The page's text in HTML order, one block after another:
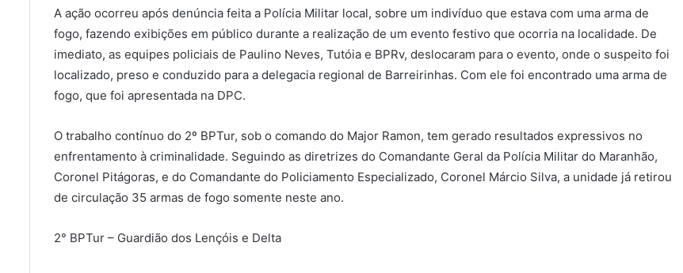
A ação ocorreu após denúncia feita a Polícia Militar local, sobre um indivíduo que estava com uma arma de
fogo, fazendo exibições em público durante a realização de um evento festivo que ocorria na localidade. De
imediato, as equipes policiais de Paulino Neves, Tutóia e BPRv, deslocaram para o evento, onde o suspeito foi
localizado, preso e conduzido para a delegacia regional de Barreirinhas. Com ele foi encontrado uma arma de
fogo, que foi apresentada na DPC.
O trabalho contínuo do 2º BPTur, sob o comando do Major Ramon, tem gerado resultados expressivos no
enfrentamento à criminalidade. Seguindo as diretrizes do Comandante Geral da Polícia Militar do Maranhão,
Coronel Pitágoras, e do Comandante do Policiamento Especializado, Coronel Márcio Silva, a unidade já retirou
de circulação 35 armas de fogo somente neste ano.
2° BPTur – Guardião dos Lençóis e Delta